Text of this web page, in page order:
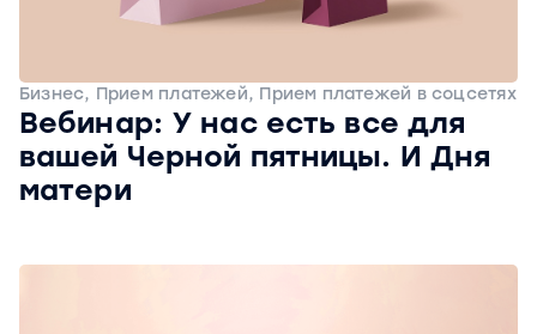
Бизнес, Прием платежей, Прием платежей в соцсетях
Вебинар: У нас есть все для
вашей Черной пятницы. И Дня
матери